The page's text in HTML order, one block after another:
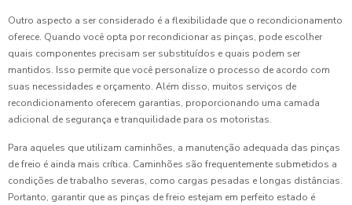
Outro aspecto a ser considerado é a flexibilidade que o recondicionamento
oferece. Quando você opta por recondicionar as pinças, pode escolher
quais componentes precisam ser substituídos e quais podem ser
mantidos. Isso permite que você personalize o processo de acordo com
suas necessidades e orçamento. Além disso, muitos serviços de
recondicionamento oferecem garantias, proporcionando uma camada
adicional de segurança e tranquilidade para os motoristas.
Para aqueles que utilizam caminhões, a manutenção adequada das pinças
de freio é ainda mais crítica. Caminhões são frequentemente submetidos a
condições de trabalho severas, como cargas pesadas e longas distâncias.
Portanto, garantir que as pinças de freio estejam em perfeito estado é